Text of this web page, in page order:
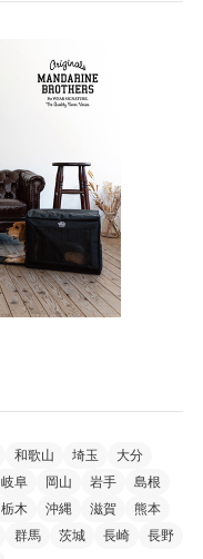
和歌山 埼玉
大分
岐阜 岡山 岩手
島根
栃木 沖縄 滋賀
熊本
群馬 茨城 長崎
長野